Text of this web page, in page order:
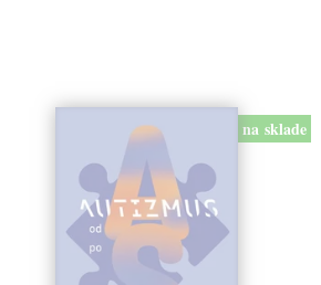
na sklade